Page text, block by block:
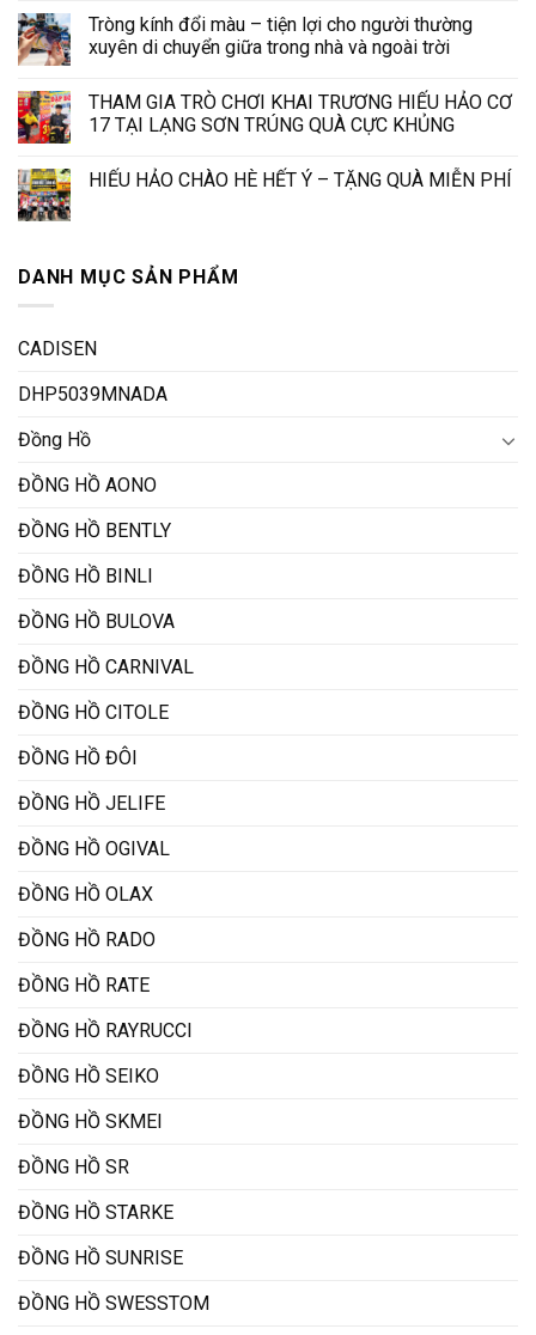
Tròng kính đổi màu – tiện lợi cho người thường
xuyên di chuyển giữa trong nhà và ngoài trời
THAM GIA TRÒ CHƠI KHAI TRƯƠNG HIẾU HẢO CƠ
17 TẠI LẠNG SƠN TRÚNG QUÀ CỰC KHỦNG
HIẾU HẢO CHÀO HÈ HẾT Ý – TẶNG QUÀ MIỄN PHÍ
DANH MỤC SẢN PHẨM
CADISEN
DHP5039MNADA
Đồng Hồ
ĐỒNG HỒ AONO
ĐỒNG HỒ BENTLY
ĐỒNG HỒ BINLI
ĐỒNG HỒ BULOVA
ĐỒNG HỒ CARNIVAL
ĐỒNG HỒ CITOLE
ĐỒNG HỒ ĐÔI
ĐỒNG HỒ JELIFE
ĐỒNG HỒ OGIVAL
ĐỒNG HỒ OLAX
ĐỒNG HỒ RADO
ĐỒNG HỒ RATE
ĐỒNG HỒ RAYRUCCI
ĐỒNG HỒ SEIKO
ĐỒNG HỒ SKMEI
ĐỒNG HỒ SR
ĐỒNG HỒ STARKE
ĐỒNG HỒ SUNRISE
ĐỒNG HỒ SWESSTOM